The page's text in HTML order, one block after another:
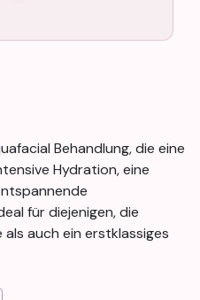
Behandlung, die eine
Hydration, eine
für diejenigen, die
auch ein erstklassiges